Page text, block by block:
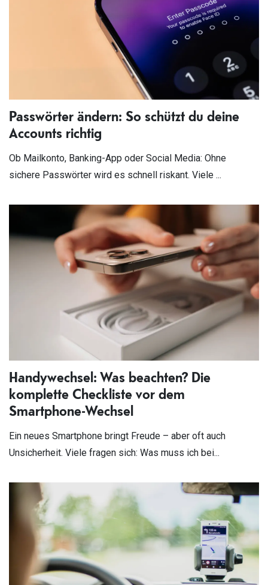
Passwörter ändern: So schützt du deine
Accounts richtig
Ob Mailkonto, Banking-App oder Social Media: Ohne
sichere Passwörter wird es schnell riskant. Viele ...
Handywechsel: Was beachten? Die
komplette Checkliste vor dem
Smartphone-Wechsel
Ein neues Smartphone bringt Freude – aber oft auch
Unsicherheit. Viele fragen sich: Was muss ich bei...